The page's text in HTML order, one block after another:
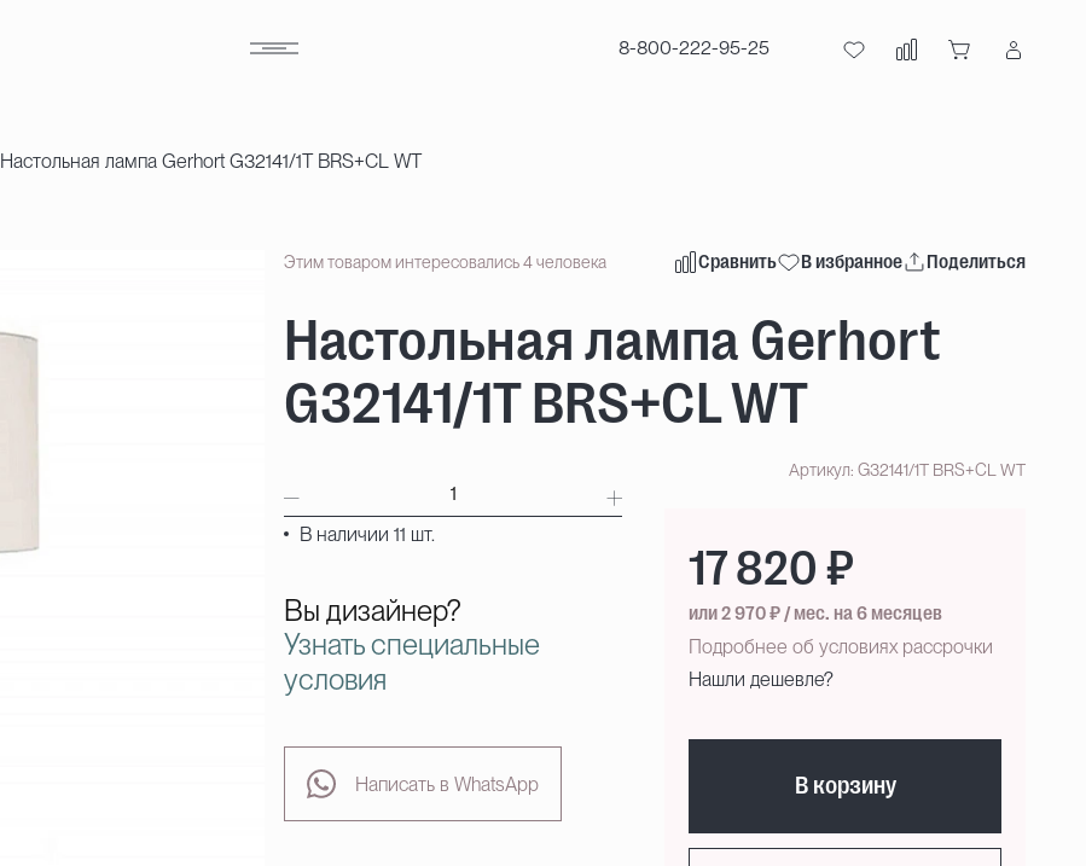
8-800-222-95-25
Настольная лампа Gerhort G32141/1T BRS+CL WT
Этим товаром интересовались 4 человека Сравнить В избранное Поделиться
Настольная лампа Gerhort
G32141/1T BRS+CL WT
В наличии 11 шт.
Вы дизайнер?
Узнать специальные
условия
Написать в WhatsApp
Артикул: G32141/1T BRS+CL WT
17 820 ₽
или 2 970 ₽ / мес. на 6 месяцев
Подробнее об условиях рассрочки
Нашли дешевле?
В корзину